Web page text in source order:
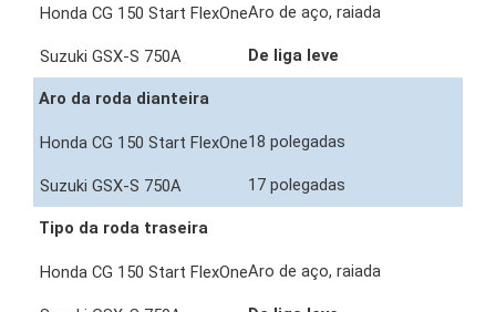
Aro de aço, raiada
De liga leve
Aro da roda dianteira
18 polegadas
17 polegadas
Tipo da roda traseira
Aro de aço, raiada